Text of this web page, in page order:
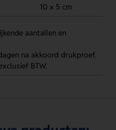
10 x 5 cm
aantallen en
na akkoord drukproef.
BTW.